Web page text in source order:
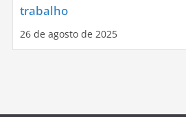
trabalho
26 de agosto de 2025